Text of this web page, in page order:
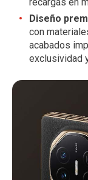
Diseño
con
acabados
exclusividad